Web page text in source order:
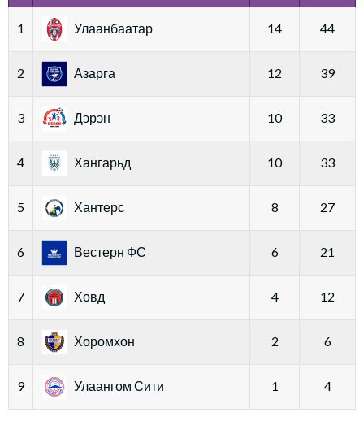
1 Улаанбаатар 14 44
2 Азарга 12 39
3 Дэрэн 10 33
4 Хангарьд 10 33
5 Хантерс 8 27
6 Вестерн ФС 6 21
7 Ховд 4 12
8 Хоромхон 2 6
9 Улаангом Сити 1 4